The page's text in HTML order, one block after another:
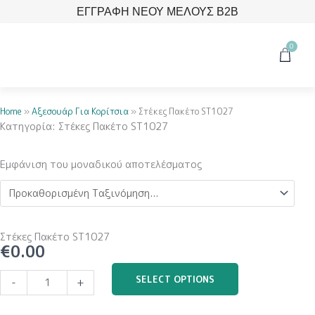
ΕΓΓΡΑΦΗ ΝΕΟΥ ΜΕΛΟΥΣ B2B
0
Cart
Home »Αξεσουάρ Για Κορίτσια » Στέκες Πακέτο ST1027
Κατηγορία: Στέκες Πακέτο ST1027
Εμφάνιση του μοναδικού αποτελέσματος
Στέκες Πακέτο ST1027
€0.00
-
Στέκες
Πακέτο
+ SELECT OPTIONS